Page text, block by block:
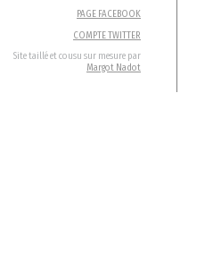
PAGE FACEBOOK
COMPTE TWITTER
Site taillé et cousu sur mesure par
Margot Nadot